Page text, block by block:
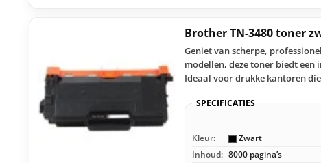
Brother TN-3480 toner
Geniet van scherpe,
modellen, deze toner biedt een
Ideaal voor drukke kantoren
SPECIFICATIES
Kleur: Zwart
Inhoud: 8000 pagina’s